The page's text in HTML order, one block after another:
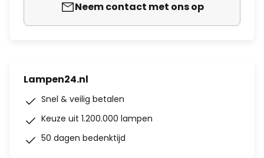
Neem contact met ons op
Lampen24.nl
Snel & veilig betalen
Keuze uit 1.200.000 lampen
50 dagen bedenktijd